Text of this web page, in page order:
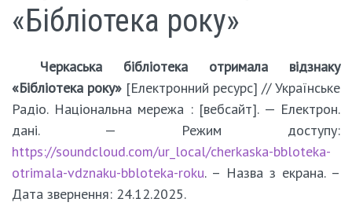
«Бібліотека року»
Черкаська бібліотека отримала відзнаку
«Бібліотека року» [Електронний ресурс] // Українське
Радіо. Національна мережа : [вебсайт]. — Електрон.
дані. — Режим доступу:
https://soundcloud.com/ur_local/cherkaska-bbloteka-
otrimala-vdznaku-bbloteka-roku. – Назва з екрана. –
Дата звернення: 24.12.2025.